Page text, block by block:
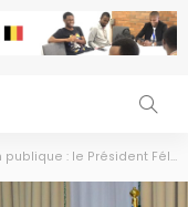
Félix Tshisekedi récoit les premiers annuaires des fonctionnaires de l’État